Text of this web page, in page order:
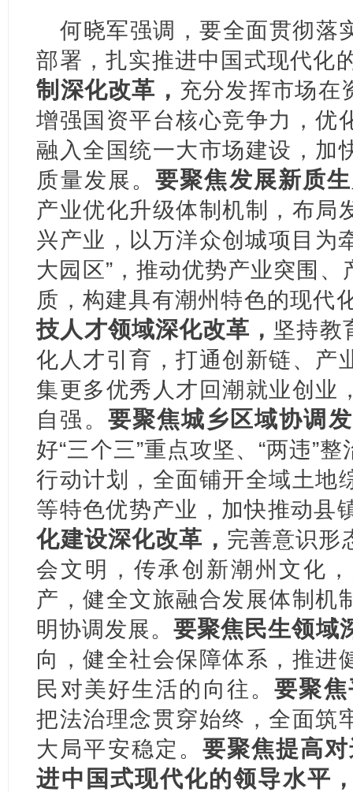
何晓军强调，要全面贯彻落
部署，扎实推进中国式现代化
制深化改革， 充分发挥市场在
增强国资平台核心竞争力，优
融入全国统一大市场建设，加
质量发展。要聚焦发展新质
产业优化升级体制机制，布局
兴产业，以万洋众创城项目为
大园区”，推动优势产业突围
质，构建具有潮州特色的现代
技人才领域深化改革， 坚持教
化人才引育，打通创新链、产
集更多优秀人才回潮就业创业
自强。 要聚焦城乡区域协调
好“三个三”重点攻坚、“两违”
行动计划，全面铺开全域土地
等特色优势产业，加快推动县
化建设深化改革， 完善意识形
会文明，传承创新潮州文化
产，健全文旅融合发展体制机
明协调发展。要聚焦民生领域
向，健全社会保障体系，推进
民对美好生活的向往。要聚
把法治理念贯穿始终，全面筑
大局平安稳定。 要聚焦提高
进中国式现代化的领导水平